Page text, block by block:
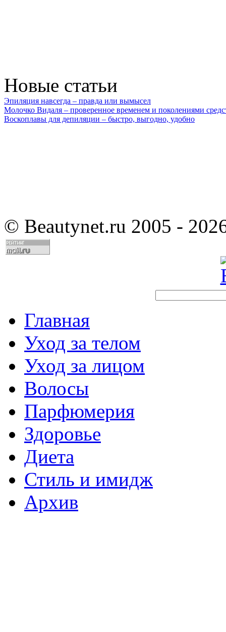
Новые статьи
Эпиляция навсегда – правда или вымысел
Молочко Видаля – проверенное временем и поколениями
Воскоплавы для депиляции – быстро, выгодно, удобно
© Beautynet.ru 2005 -
Главная
Уход за телом
Уход за лицом
Волосы
Парфюмерия
Здоровье
Диета
Стиль и имидж
Архив